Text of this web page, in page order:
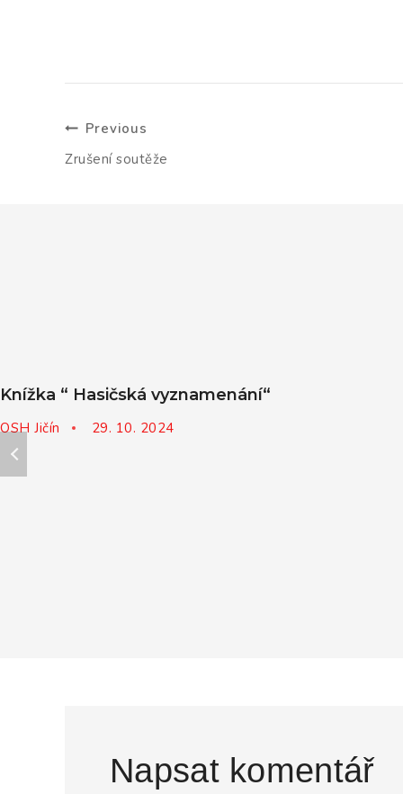
Navigace
Previous
Zrušení soutěže
Knížka “ Hasičská vyznamenání“
OSH Jičín 29. 10. 2024
Napsat komentář